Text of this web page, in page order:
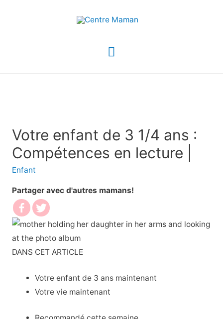
Menu
Votre enfant de 3 1/4 ans :
Compétences en lecture |
Enfant
Partager avec d'autres mamans!
DANS CET ARTICLE
Votre enfant de 3 ans maintenant
Votre vie maintenant